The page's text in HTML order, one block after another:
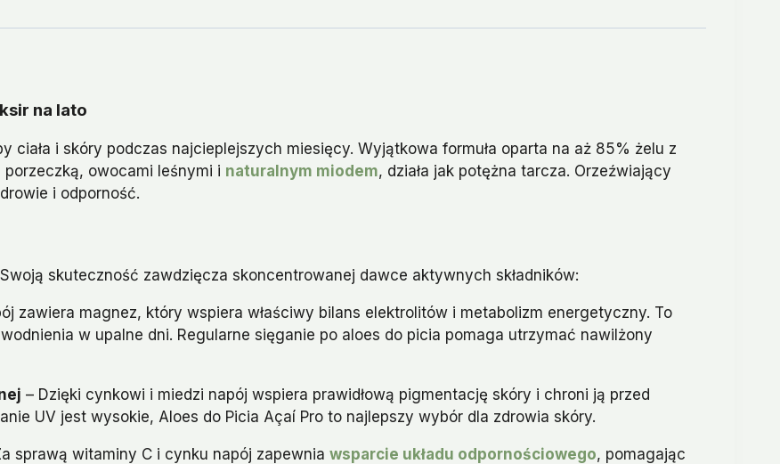
na lato
ciała i skóry podczas najcieplejszych miesięcy. Wyjątkowa formuła oparta na aż 85% żelu z
owocami leśnymi i naturalnym miodem, działa jak potężna tarcza. Orzeźwiający
i odporność.
skuteczność zawdzięcza skoncentrowanej dawce aktywnych składników:
zawiera magnez, który wspiera właściwy bilans elektrolitów i metabolizm energetyczny. To
w upalne dni. Regularne sięganie po aloes do picia pomaga utrzymać nawilżony
– Dzięki cynkowi i miedzi napój wspiera prawidłową pigmentację skóry i chroni ją przed
UV jest wysokie, Aloes do Picia Açaí Pro to najlepszy wybór dla zdrowia skóry.
sprawą witaminy C i cynku napój zapewnia wsparcie układu odpornościowego, pomagając